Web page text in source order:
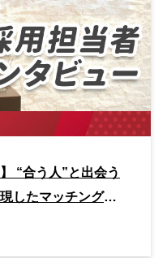
“合う人”と出会う
したマッチング改